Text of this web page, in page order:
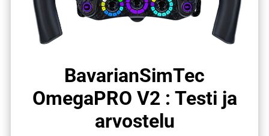
BavarianSimTec
OmegaPRO V2 : Testi ja
arvostelu